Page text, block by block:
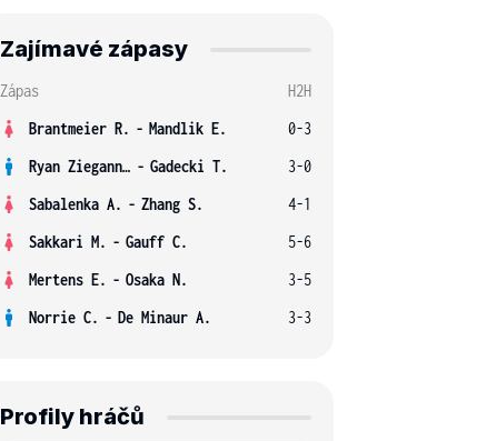
Zajímavé zápasy
Zápas
H2H
Brantmeier R. - Mandlik E.
0-3
Ryan Ziegann S. - Gadecki T.
3-0
Sabalenka A. - Zhang S.
4-1
Sakkari M. - Gauff C.
5-6
Mertens E. - Osaka N.
3-5
Norrie C. - De Minaur A. 3-3
Profily hráčů